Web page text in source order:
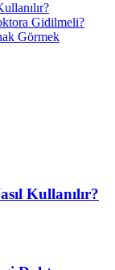
Gidilmeli?
Görmek
Kullanılır?